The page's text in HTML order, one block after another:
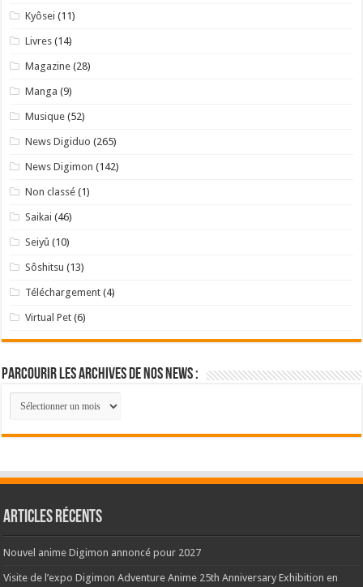
Kyôsei (11)
Livres (14)
Magazine (28)
Manga (9)
Musique (52)
News Digiduo (265)
News Digimon (142)
Non classé (1)
Saikai (46)
Seiyû (10)
Sôshitsu (13)
Téléchargement (4)
Virtual Pet (6)
Parcourir les archives de nos news :
Parcourir
les
archives
de
:
Articles récents
Nouvel anime Digimon annoncé pour 2027
Visite de l’expo Digimon Adventure Anime 25th Anniversary Exhibition en